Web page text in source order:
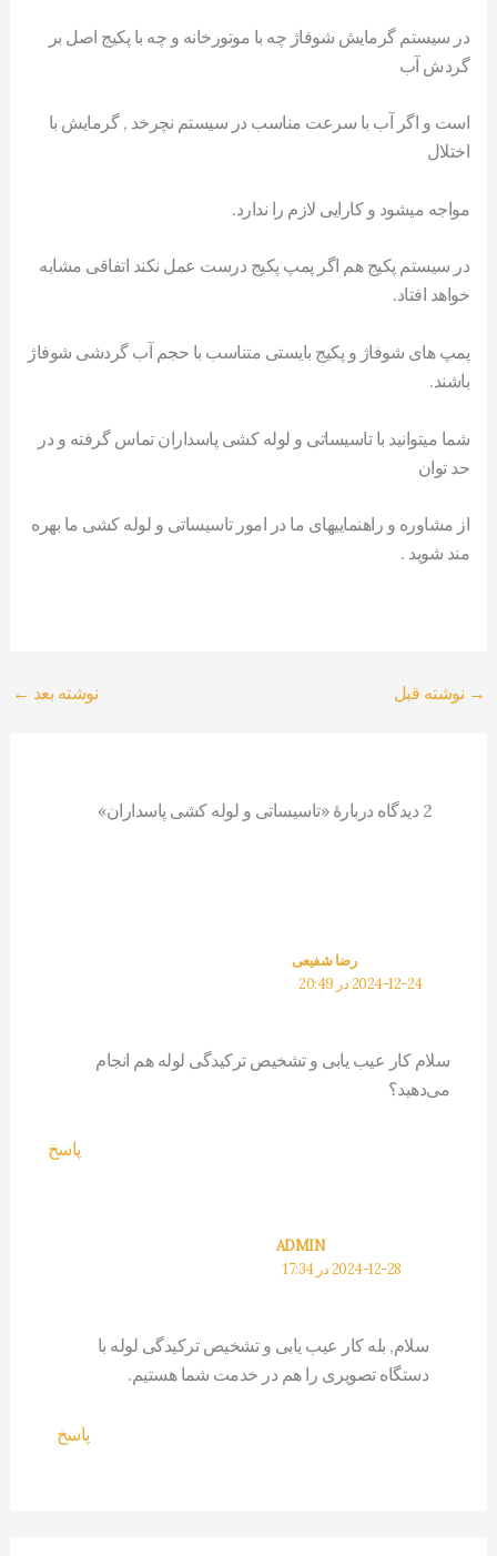
در سیستم گرمایش شوفاژ چه با موتورخانه و چه با پکیج اصل بر
گردش آب
است و اگر آب با سرعت مناسب در سیستم نچرخد , گرمایش با
اختلال
مواجه میشود و کارایی لازم را ندارد.
در سیستم پکیج هم اگر پمپ پکیج درست عمل نکند اتفاقی مشابه
خواهد افتاد.
پمپ های شوفاژ و پکیج بایستی متناسب با حجم آب گردشی شوفاژ
باشند.
شما میتوانید با تاسیساتی و لوله کشی پاسداران تماس گرفته و در
حد توان
از مشاوره و راهنماییهای ما در امور تاسیساتی و لوله کشی ما بهره
مند شوید .
→ نوشته قبل نوشته بعد ←
2 دیدگاه دربارهٔ «تاسیساتی و لوله کشی پاسداران»
رضا شفیعی
2024-12-24 در 20:49
سلام‌ کار عیب یابی و تشخیص ترکیدگی لوله هم انجام
می‌دهید؟
پاسخ
ADMIN
2024-12-28 در 17:34
سلام, بله کار عیب یابی و تشخیص ترکیدگی لوله با
دستگاه تصویری را هم در خدمت شما هستیم.
پاسخ